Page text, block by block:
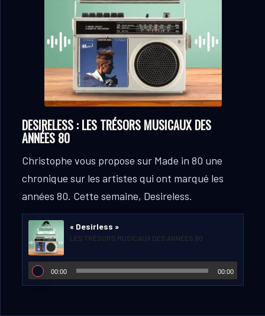
DESIRELESS : LES TRÉSORS MUSICAUX DES
ANNÉES 80
Christophe vous propose sur Made in 80 une
chronique sur les artistes qui ont marqué les
années 80. Cette semaine, Desireless.
« Desirless »
LES TRÉSORS MUSICAUX DES ANNÉES 80
00:00 00:00